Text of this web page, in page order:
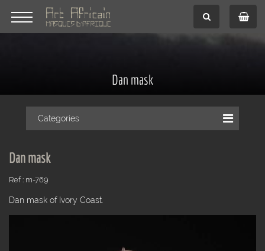
Dan mask
Categories
Dan mask
Ref : m-769
Dan mask of Ivory Coast.